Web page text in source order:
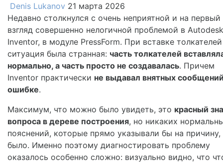
Denis Lukanov 21 марта 2026
Недавно столкнулся с очень неприятной и на первый
взгляд совершенно нелогичной проблемой в Autodesk
Inventor, в модуле PressForm. При вставке толкателей
ситуация была странная: часть толкателей
нормально, а часть просто не создавалась. Причем
Inventor практически не выдавал внятных
ошибке.
Максимум, что можно было увидеть, это красный
вопроса в дереве построения, но никаких
пояснений, которые прямо указывали бы на причину,
было. Именно поэтому диагностировать проблему
оказалось особенно сложно: визуально видно, что